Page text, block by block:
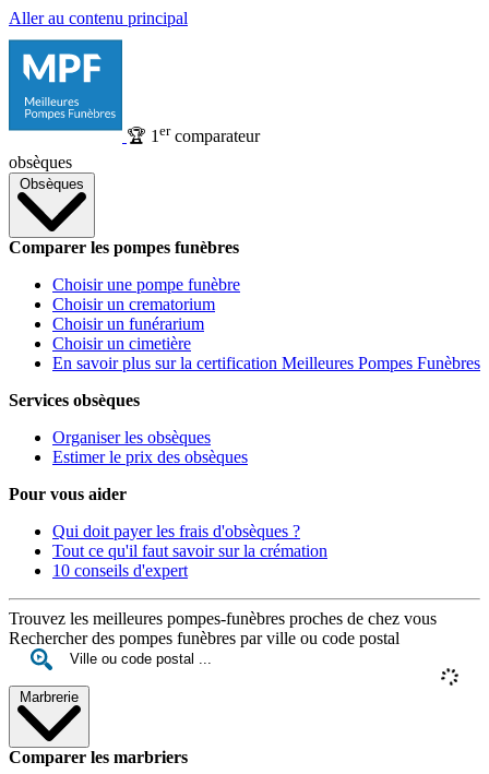
Aller au contenu principal
🏆 1 ercomparateur
obsèques
Obsèques
Comparer les pompes funèbres
Choisir une pompe funèbre
Choisir un crematorium
Choisir un funérarium
Choisir un cimetière
En savoir plus sur la certification Meilleures Pompes Funèbres
Services obsèques
Organiser les obsèques
Estimer le prix des obsèques
Pour vous aider
Qui doit payer les frais d'obsèques ?
Tout ce qu'il faut savoir sur la crémation
10 conseils d'expert
Trouvez les meilleures pompes-funèbres proches de chez vous
Rechercher des pompes funèbres par ville ou code postal
Marbrerie
Comparer les marbriers